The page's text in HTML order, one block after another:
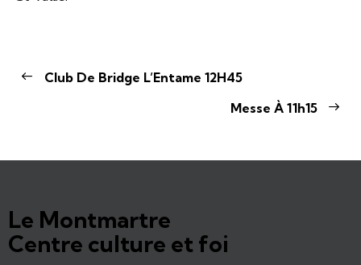
Club De Bridge L’Entame 12H45
Messe À 11h15
Le Montmartre
Centre culture et foi